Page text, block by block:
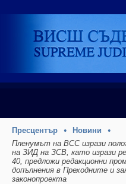
Пресцентър
Новини
Пленумът на ВСС изрази
на ЗИД на ЗСВ, като изрази
40, предложи редакционни
допълнения в Преходните и
законопроекта